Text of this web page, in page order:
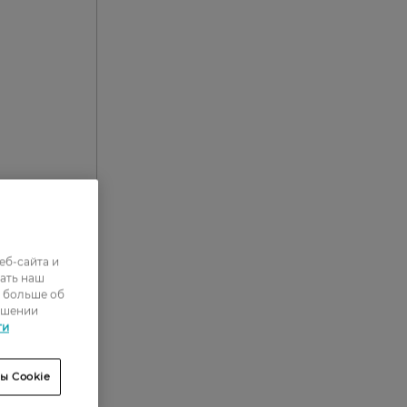
сайта и
наш
больше об
Cookie